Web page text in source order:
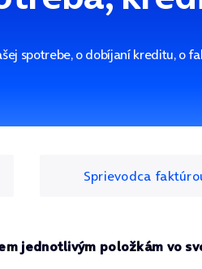
spotrebe, o dobíjaní kreditu, o
Sprievodca
jednotlivým položkám vo